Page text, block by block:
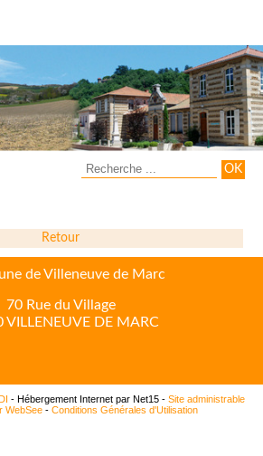
Retour
de Villeneuve de Marc
70 Rue du Village
VILLENEUVE DE MARC
- Hébergement Internet par Net15 - Site administrable
WebSee - Conditions Générales d'Utilisation